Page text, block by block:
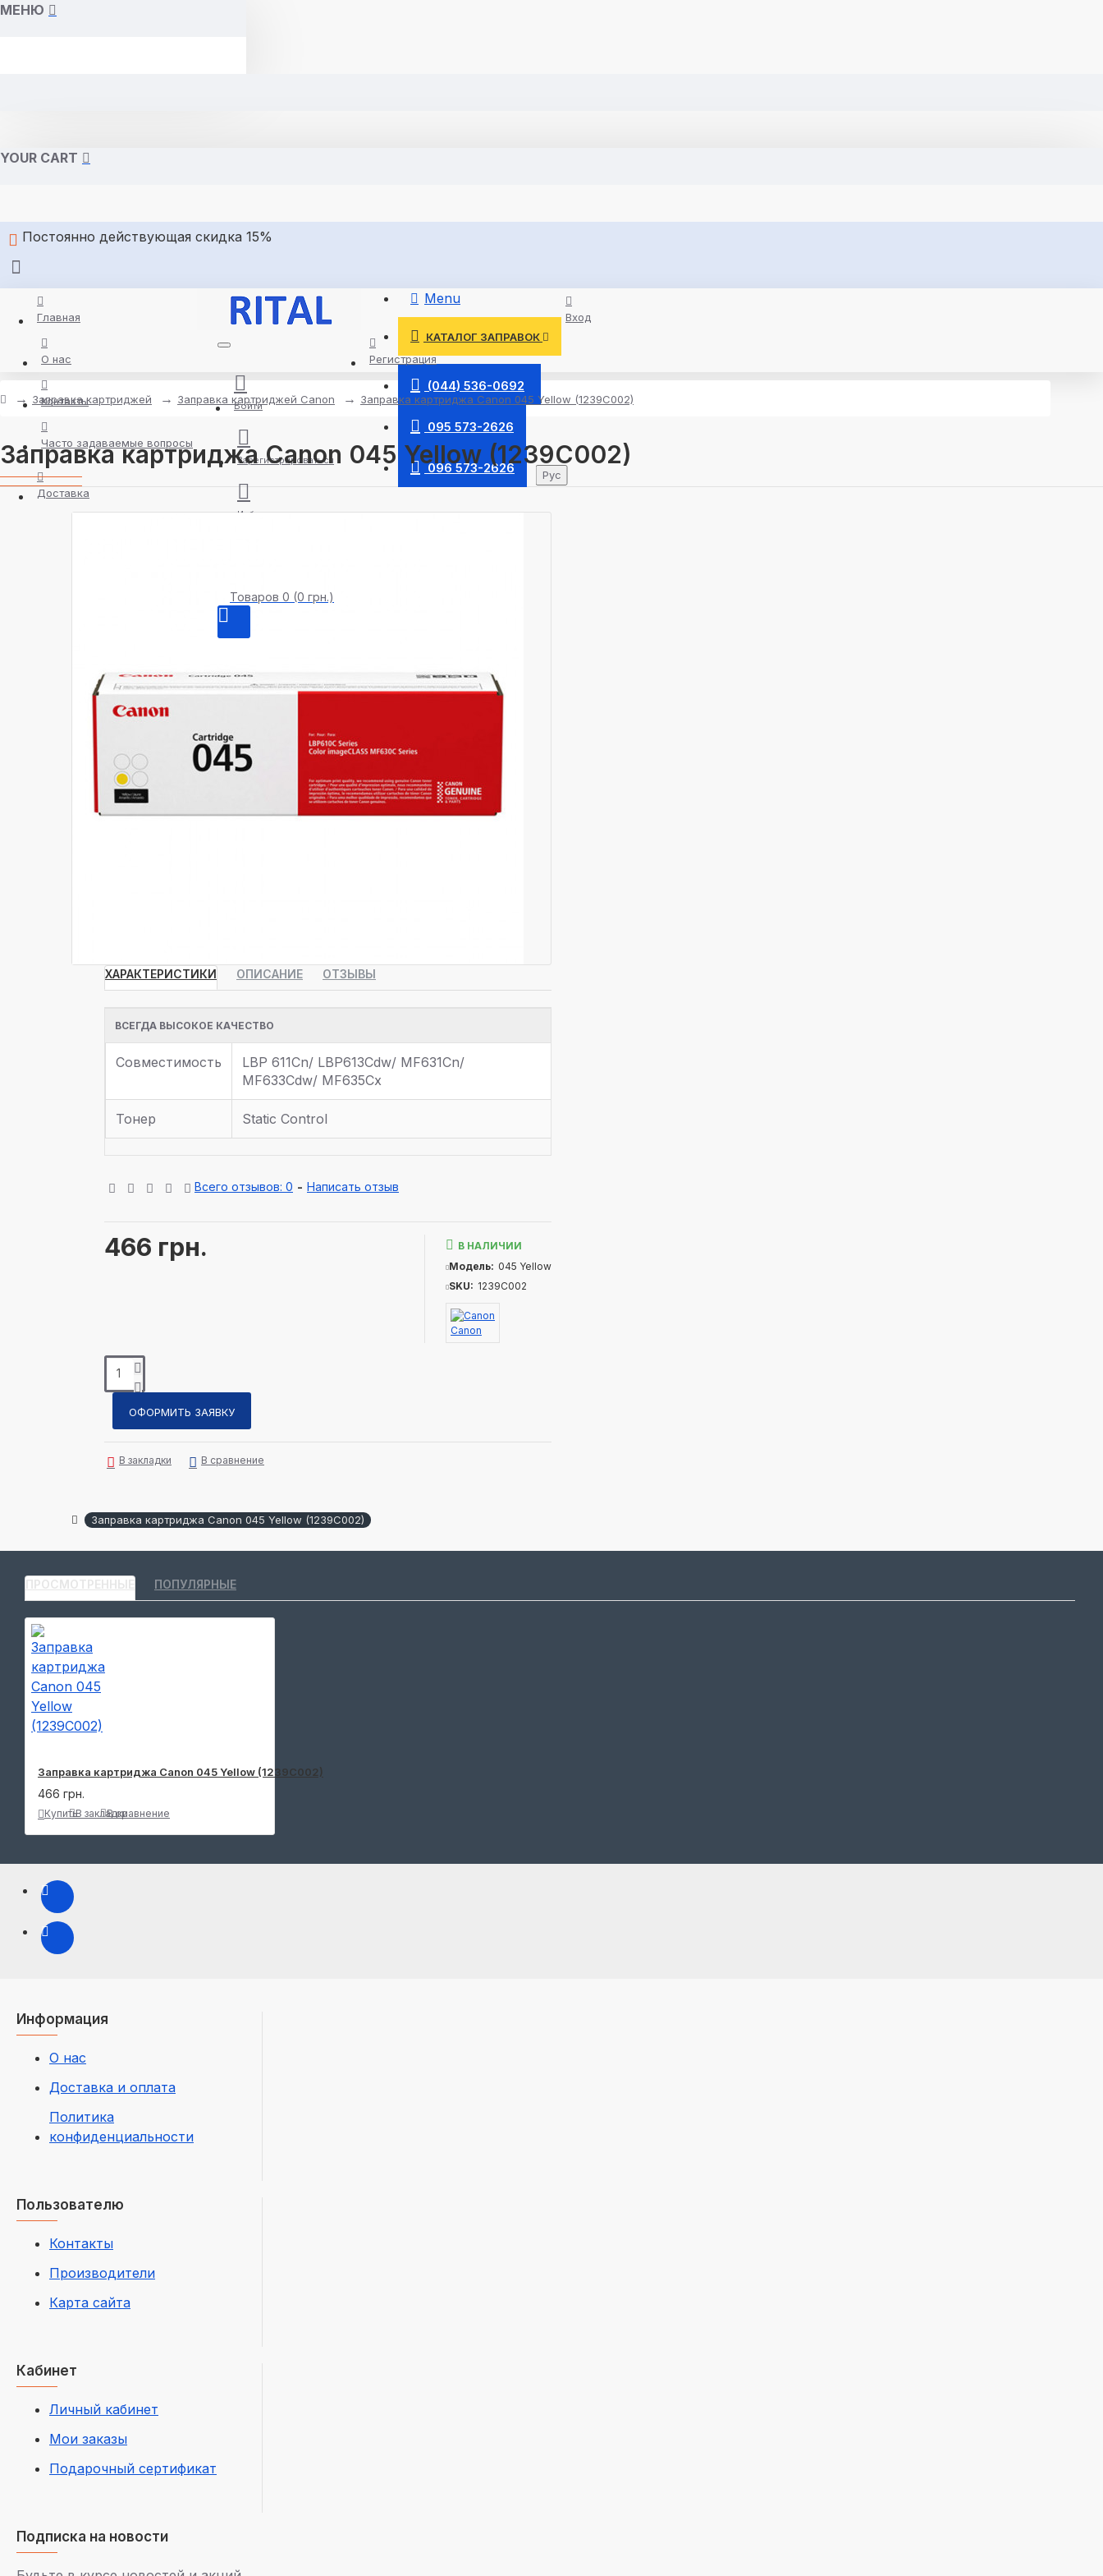
МЕНЮ
YOUR CART
Постоянно действующая скидка 15%
Главная
О нас
Контакты
Часто задаваемые вопросы
Рус
Доставка
Войти
Зарегистрироваться
Избранное
Товаров 0 (0 грн.)
Menu
КАТАЛОГ ЗАПРАВОК
(044) 536-0692
095 573-2626
096 573-2626
Вход
Регистрация
Заправка картриджей Заправка картриджей Canon Заправка картриджа Canon 045 Yellow (1239C002)
Заправка картриджа Canon 045 Yellow (1239C002)
ХАРАКТЕРИСТИКИ ОПИСАНИЕ ОТЗЫВЫ
ВСЕГДА ВЫСОКОЕ КАЧЕСТВО
Совместимость
LBP 611Cn/ LBP613Cdw/ MF631Cn/
MF633Cdw/ MF635Cx
Тонер Static Control
Всего отзывов: 0 - Написать отзыв
466 грн.
В НАЛИЧИИ
Модель: 045 Yellow
SKU: 1239C002
Canon
ОФОРМИТЬ ЗАЯВКУ
В закладки В сравнение
Заправка картриджа Canon 045 Yellow (1239C002)
ПРОСМОТРЕННЫЕ ПОПУЛЯРНЫЕ
Заправка картриджа Canon 045 Yellow (1239C002)
466 грн.
КупитьВ закладкиВ сравнение
Информация
О нас
Доставка и оплата
Политика
конфиденциальности
Пользователю
Контакты
Производители
Карта сайта
Кабинет
Личный кабинет
Мои заказы
Подарочный сертификат
Подписка на новости